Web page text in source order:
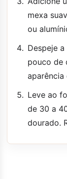
mexa
ou
Despeje
pouco de
aparência
Leve ao
de 30 a
dourado.